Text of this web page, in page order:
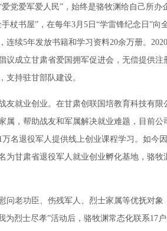
爱军爱人民”，始终是骆牧渊给自己所办
杖书屋”，在每年3月5日“学雷锋纪念日”向
连续5年发放书籍和学习资料20余万册。
议成立甘肃省爱国拥军促进会，无偿提供注
支持驻甘部队建设。
就业创业。在甘肃创联国培教育科技有限
属，帮助战友和军属解决就业难题，目前公
名退役军人提供线上创业课程学习。如今
为甘肃省退役军人就业创业孵化基地，骆牧
老功臣、伤残军人、烈士家属等优抚对象
为烈士尽孝”活动后，骆牧渊常态化联系17